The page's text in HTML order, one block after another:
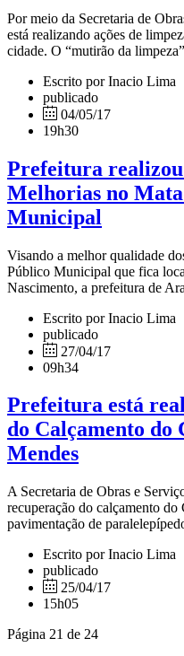
Por meio da Secretaria de
está realizando ações de
cidade. O “mutirão da
Escrito por Inacio Lima
publicado
04/05/17
19h30
Prefeitura
Melhorias no
Municipal
Visando a melhor qualidade
Público Municipal que fica
Nascimento, a prefeitura de
Escrito por Inacio Lima
publicado
27/04/17
09h34
Prefeitura está
do Calçamento
Mendes
A Secretaria de Obras e
recuperação do calçamento
pavimentação de
Escrito por Inacio Lima
publicado
25/04/17
15h05
Página 21 de 24